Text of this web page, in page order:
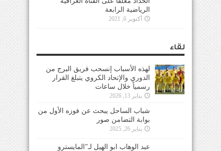
الرياضية الرابعة
أكتوبر 6, 2021
لقاء
لهذه الأسباب إنسحب فريق البرج من
الدوري والإتحاد الكروي يتبلغ القرار
رسمياً خلال ساعات
يناير 13, 2026
شباب الساحل يبحث عن فوزه الأول من
بوابة التضامن صور
يناير 26, 2025
عبد الوهاب ابو الهيل لـ”المايسترو